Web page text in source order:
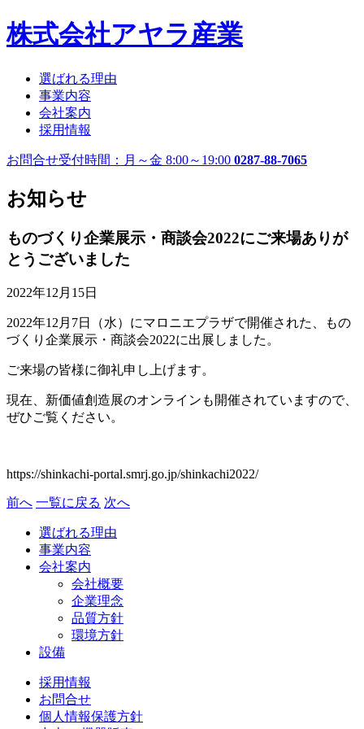
株式会社アヤラ産業
選ばれる理由
事業内容
会社案内
採用情報
お問合せ受付時間：月～金 8:00～19:00 0287-88-7065
お知らせ
ものづくり企業展示・商談会2022にご来場ありが
とうございました
2022年12月15日
2022年12月7日（水）にマロニエプラザで開催された、もの
づくり企業展示・商談会2022に出展しました。
ご来場の皆様に御礼申し上げます。
現在、新価値創造展のオンラインも開催されていますので、
ぜひご覧ください。
https://shinkachi-portal.smrj.go.jp/shinkachi2022/
前へ 一覧に戻る 次へ
選ばれる理由
事業内容
会社案内
会社概要
企業理念
品質方針
環境方針
設備
採用情報
お問合せ
個人情報保護方針